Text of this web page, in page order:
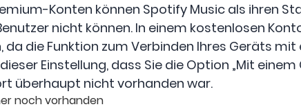
Konten können Spotify Music als ihren
nicht können. In einem kostenlosen
da die Funktion zum Verbinden Ihres Geräts
Einstellung, dass Sie die Option „Mit
überhaupt nicht vorhanden war.
noch vorhanden